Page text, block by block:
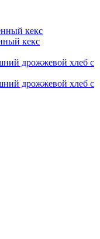
кекс
кекс
дрожжевой хлеб с
дрожжевой хлеб с